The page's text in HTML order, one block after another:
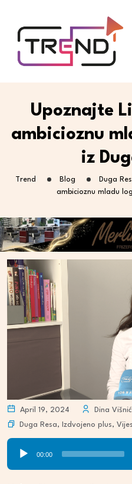
Upoznajte
ambicioznu
iz
Trend Blog Duga
ambicioznu mladu
April 19, 2024
Dina Višnić
Duga Resa, Izdvojeno plus,
00:00